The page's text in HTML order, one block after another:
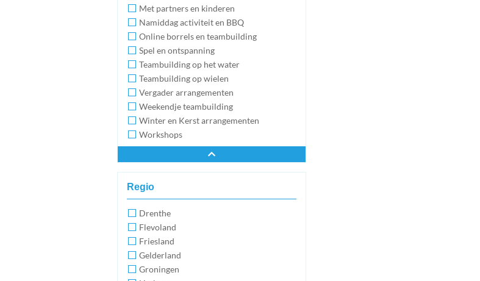
Met partners en kinderen
Namiddag activiteit en BBQ
Online borrels en teambuilding
Spel en ontspanning
Teambuilding op het water
Teambuilding op wielen
Vergader arrangementen
Weekendje teambuilding
Winter en Kerst arrangementen
Workshops
Regio
Drenthe
Flevoland
Friesland
Gelderland
Groningen